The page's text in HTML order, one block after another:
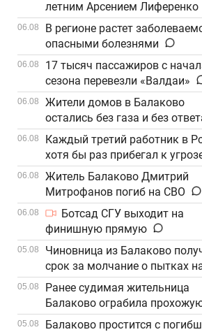
летним Арсением Лиференко
06.08
В регионе растет
опасными болезнями
06.08
17 тысяч пассажиров с
сезона перевезли «Валдаи»
06.08
Жители домов в Балаково
остались без газа и без
06.08
Каждый третий работник в
хотя бы раз прибегал к
увольнения
06.08
Житель Балаково Дмитрий
Митрофанов погиб на СВО
06.08
Ботсад СГУ выходит на
финишную прямую
05.08
Чиновница из Балаково
срок за молчание о пытках
детьми
05.08
Ранее судимая жительница
Балаково ограбила
улице
05.08
Балаково простится с